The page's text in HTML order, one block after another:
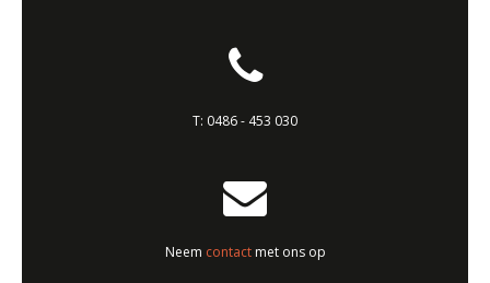
T: 0486 - 453 030
Neem contactmet ons op